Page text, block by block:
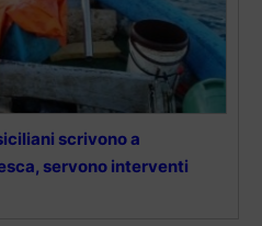
scrivono a
servono interventi